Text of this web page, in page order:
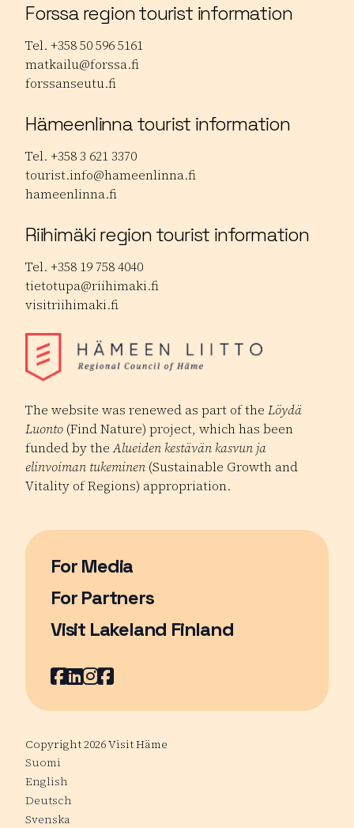
Forssa region tourist information
Tel. +358 50 596 5161
matkailu@forssa.fi
forssanseutu.fi
Hämeenlinna tourist information
Tel. +358 3 621 3370
tourist.info@hameenlinna.fi
hameenlinna.fi
Riihimäki region tourist information
Tel. +358 19 758 4040
tietotupa@riihimaki.fi
visitriihimaki.fi
The website was renewed as part of the Löydä
Luonto (Find Nature) project, which has been
funded by theAlueiden kestävän kasvun ja
elinvoiman tukeminen (Sustainable Growth and
Vitality of Regions) appropriation.
For Media
For Partners
Visit Lakeland Finland
Page opens in a new window
Facebook
Page opens in a new window
LinkedIn
Page opens in a new window
Instagram
Page opens in a new window
Youtube
Page opens in a new window
Copyright 2026 Visit Häme
Suomi
English
Deutsch
Svenska